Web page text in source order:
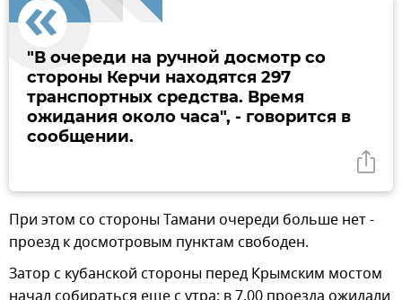
"В очереди на ручной досмотр со
стороны Керчи находятся 297
транспортных средства. Время
ожидания около часа", - говорится в
сообщении.
При этом со стороны Тамани очереди больше нет -
проезд к досмотровым пунктам свободен.
Затор с кубанской стороны перед Крымским мостом